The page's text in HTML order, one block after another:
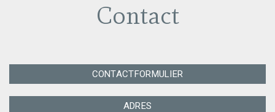
Contact
CONTACTFORMULIER
ADRES